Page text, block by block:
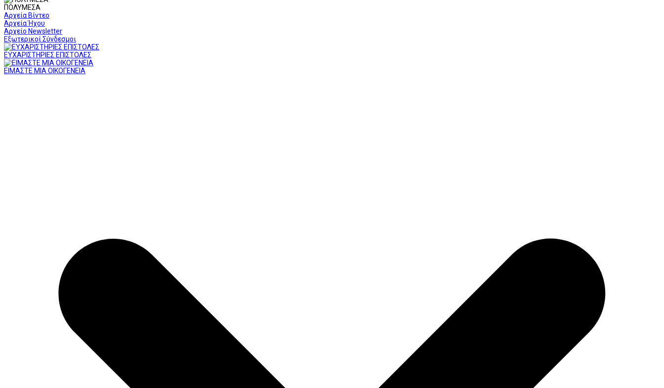
ΠΟΛΥΜΕΣΑ
Αρχεία Βίντεο
Αρχεία Ήχου
Αρχείο Newsletter
Εξωτερικοί Σύνδεσμοι
ΕΥΧΑΡΙΣΤΗΡΙΕΣ ΕΠΙΣΤΟΛΕΣ
ΕΙΜΑΣΤΕ ΜΙΑ ΟΙΚΟΓΕΝΕΙΑ